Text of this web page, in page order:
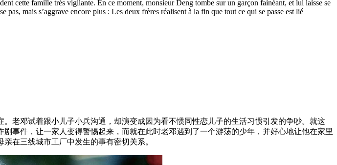
cette famille très vigilante. En ce moment, monsieur Deng tombe sur un garçon fainéant, et lui laisse se
mais s’aggrave encore plus : Les deux frères réalisent à la fin que tout ce qui se passe est lié
老邓试着跟小儿子小兵沟通，却演变成因为看不惯同性恋儿子的生活习惯引发的争吵。就这
事件，让一家人变得警惕起来，而就在此时老邓遇到了一个游荡的少年，并好心地让他在家里
在三线城市工厂中发生的事有密切关系。